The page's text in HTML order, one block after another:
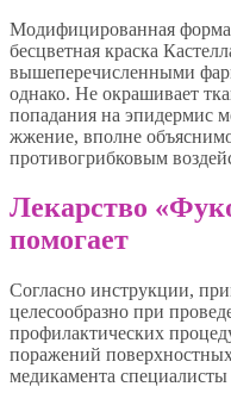
Модифицированная форма
бесцветная краска
вышеперечисленными
однако. Не окрашивает
попадания на эпидермис
жжение, вполне
противогрибковым
Лекарство
помогает
Согласно инструкции,
целесообразно при
профилактических
поражений
медикамента специалисты